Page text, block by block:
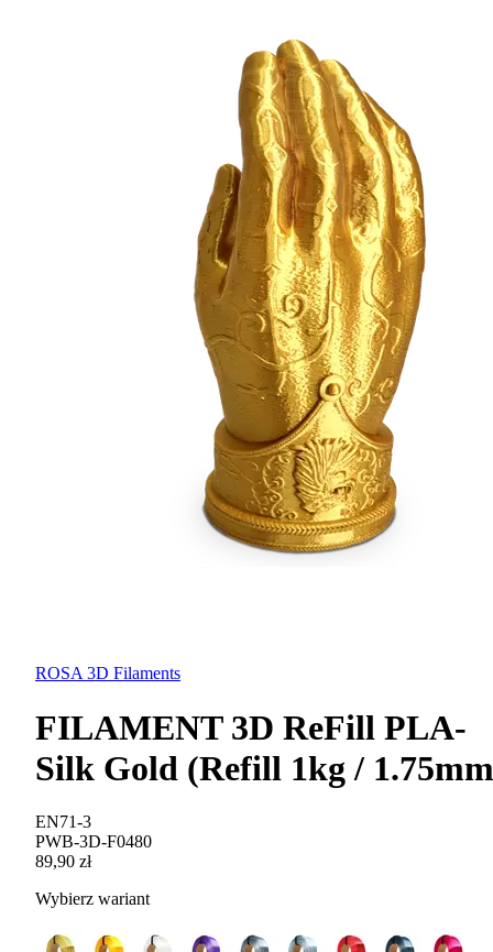
ROSA 3D Filaments
FILAMENT 3D ReFill PLA-
Silk Gold (Refill 1kg /
EN71-3
PWB-3D-F0480
89,90 zł
Wybierz wariant